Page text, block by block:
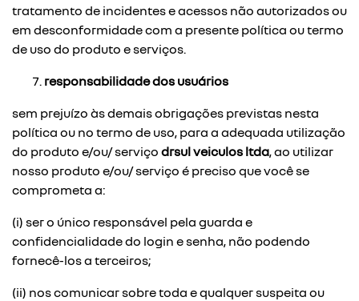
tratamento de incidentes e acessos não autorizados ou
em desconformidade com a presente política ou termo
de uso do produto e serviços.
responsabilidade dos usuários
sem prejuízo às demais obrigações previstas nesta
política ou no termo de uso, para a adequada utilização
do produto e/ou/ serviço drsul veiculos ltda, ao utilizar
nosso produto e/ou/ serviço é preciso que você se
comprometa a:
(i) ser o único responsável pela guarda e
confidencialidade do login e senha, não podendo
fornecê-los a terceiros;
(ii) nos comunicar sobre toda e qualquer suspeita ou